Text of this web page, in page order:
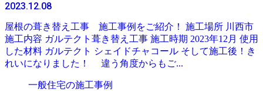
2023.12.08
屋根の葺き替え工事 施工事例をご紹介！ 施工場所 川西市
施工内容 ガルテクト葺き替え工事 施工時期 2023年12月 使用
した材料 ガルテクト シェイドチャコール そして施工後！き
れいになりました！ 違う角度からもご...
一般住宅の施工事例